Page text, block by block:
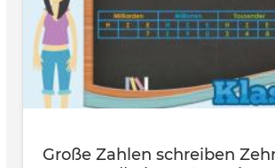
Große Zahlen schreiben